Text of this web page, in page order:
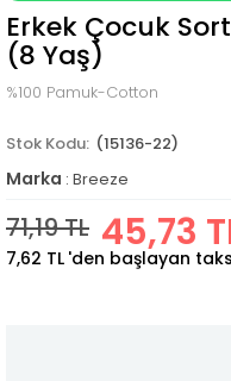
Erkek Çocuk
(8 Yaş)
%100 Pamuk-Cotton
(15136-22)
Marka : Breeze
71,19 TL 45,73
7,62 TL 'den başlayan